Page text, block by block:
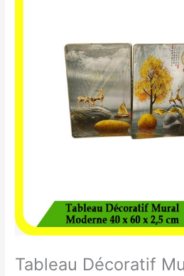
Tableau Décoratif